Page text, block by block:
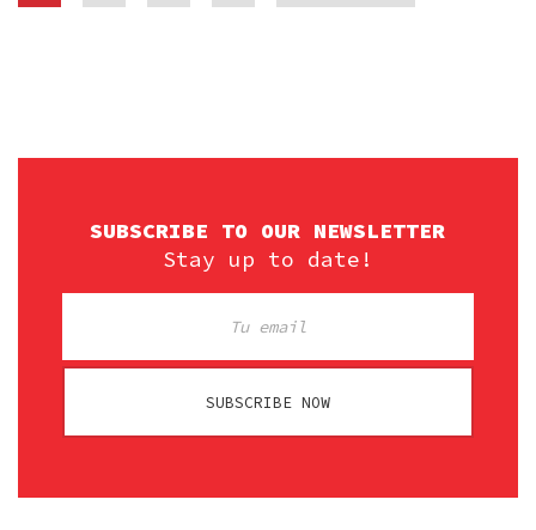
SUBSCRIBE TO OUR NEWSLETTER
Stay up to date!
SUBSCRIBE NOW